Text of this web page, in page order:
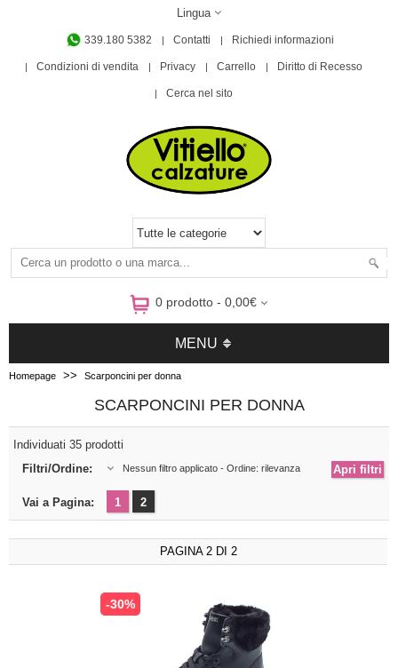
Lingua
339.180 5382 Contatti Richiedi informazioni
Condizioni di vendita Privacy Carrello Diritto di Recesso
Cerca nel sito
0 prodotto - 0,00€
MENU
Homepage >> Scarponcini per donna
SCARPONCINI PER DONNA
Individuati 35 prodotti
Filtri/Ordine:
Nessun filtro applicato - Ordine: rilevanza
Vai a Pagina: 1 2
PAGINA 2 DI 2
-30%